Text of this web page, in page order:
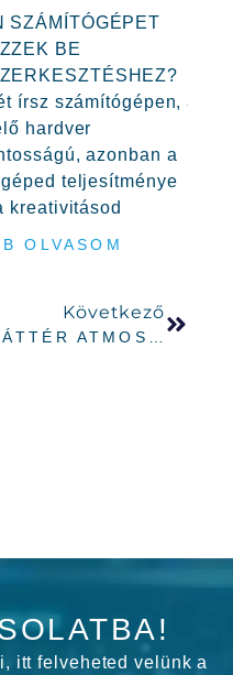
SZÁMÍTÓGÉPET
BE
írsz számítógépen, a
hardver
azonban a
teljesítménye
kreativitásod
OLVASOM
Következő
itt felveheted velünk a